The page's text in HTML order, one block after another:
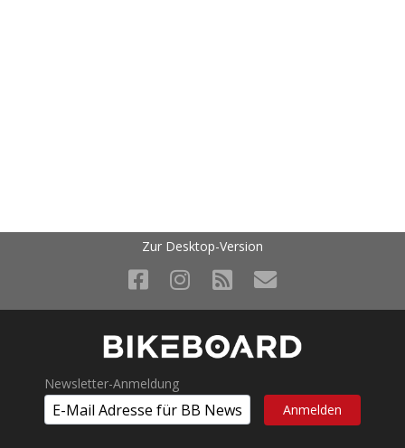
Zur Desktop-Version
Newsletter-Anmeldung